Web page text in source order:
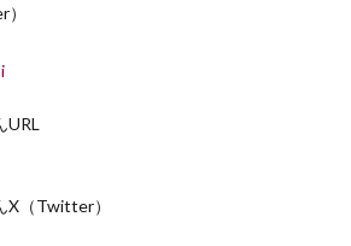
URL
X（Twitter）